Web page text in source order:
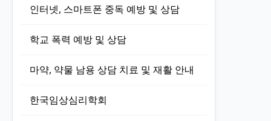
인터넷, 스마트폰 중독 예방 및 상담
학교 폭력 예방 및 상담
마약, 약물 남용 상담 치료 및 재활 안내
한국임상심리학회